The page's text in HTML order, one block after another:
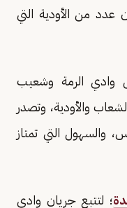
عدد من الأودية التي
وادي الرمة وشعيب
والأودية، وتصدر
والسهول التي تمتاز
؛ لتتبع جريان وادي